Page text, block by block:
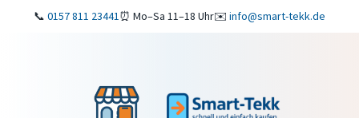
📞 0157 811 23441⏰ Mo–Sa 11–18 Uhr✉️ info@smart-tekk.de